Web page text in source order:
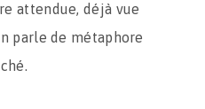
attendue, déjà vue
parle de métaphore